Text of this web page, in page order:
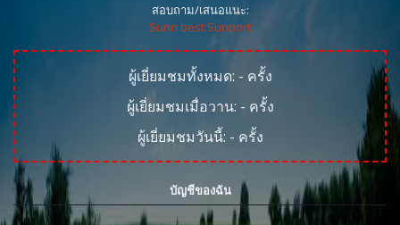
สอบถาม/เสนอแนะ:
Surin best Support
ผู้เยี่ยมชมทั้งหมด: - ครั้ง
ผู้เยี่ยมชมเมื่อวาน: - ครั้ง
ผู้เยี่ยมชมวันนี้: - ครั้ง
บัญชีของฉัน